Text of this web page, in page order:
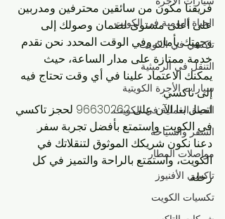
الحياة اليومية في الكويت
تاكسي في الكويت
التنقل في الرميثية
سيارات الأجرة الكويتية
الحياة العملية في الكويت
السفر والسياحة
مواصلات المطار
تاكسي الأفنيوز
تكسيات الكويت
فريقنا مكون من سائقين محترفين ومدربين
على أعلى مستوى لضمان وصولك إلى
وجهتك بأمان وفي الوقت المحدد. نحن نقدم
خدمة ممتازة على مدار الساعة، حيث
يمكنك الاعتماد علينا في أي وقت تحتاج فيه
إلى تاكسي.
اتصل بنا الآن على 96630262 لحجز تاكسي
في الكويت واستمتع بأفضل تجربة سفر.
دعنا نكون شريكك الموثوق لتنقلاتك في
الكويت، واستمتع بالراحة والتميز في كل
رحلة.